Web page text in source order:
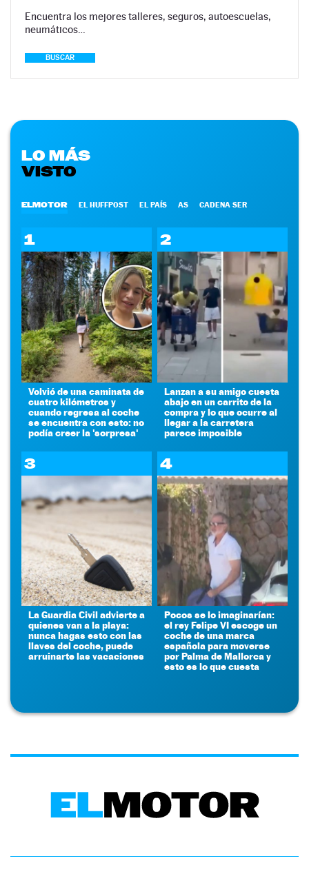
Encuentra los mejores talleres, seguros, autoescuelas,
neumáticos…
BUSCAR
LO MÁS
VISTO
ELMOTOR EL HUFFPOST EL PAÍS AS CADENA SER
1
Volvió de una caminata de
cuatro kilómetros y
cuando regresa al coche
se encuentra con esto: no
podía creer la 'sorpresa'
2
Lanzan a su amigo cuesta
abajo en un carrito de la
compra y lo que ocurre al
llegar a la carretera
parece imposible
3
La Guardia Civil advierte a
quienes van a la playa:
nunca hagas esto con las
llaves del coche, puede
arruinarte las vacaciones
4
Pocos se lo imaginarían:
el rey Felipe VI escoge un
coche de una marca
española para moverse
por Palma de Mallorca y
esto es lo que cuesta